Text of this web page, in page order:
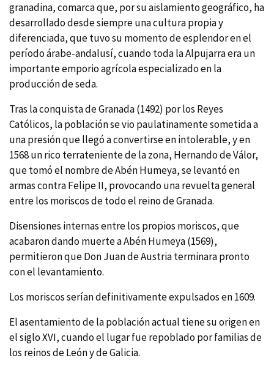
granadina, comarca que, por su aislamiento geográfico, ha
desarrollado desde siempre una cultura propia y
diferenciada, que tuvo su momento de esplendor en el
perí­odo árabe-andalusí­, cuando toda la Alpujarra era un
importante emporio agrí­cola especializado en la
producción de seda.
Tras la conquista de Granada (1492) por los Reyes
Católicos, la población se vio paulatinamente sometida a
una presión que llegó a convertirse en intolerable, y en
1568 un rico terrateniente de la zona, Hernando de Válor,
que tomó el nombre de Abén Humeya, se levantó en
armas contra Felipe II, provocando una revuelta general
entre los moriscos de todo el reino de Granada.
Disensiones internas entre los propios moriscos, que
acabaron dando muerte a Abén Humeya (1569),
permitieron que Don Juan de Austria terminara pronto
con el levantamiento.
Los moriscos serí­an definitivamente expulsados en 1609.
El asentamiento de la población actual tiene su origen en
el siglo XVI, cuando el lugar fue repoblado por familias de
los reinos de León y de Galicia.